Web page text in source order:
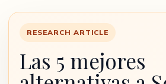
RESEARCH ARTICLE
Las 5 mejores